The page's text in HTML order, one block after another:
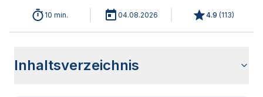
10 min. 04.08.2026 4.9 (113)
Inhaltsverzeichnis